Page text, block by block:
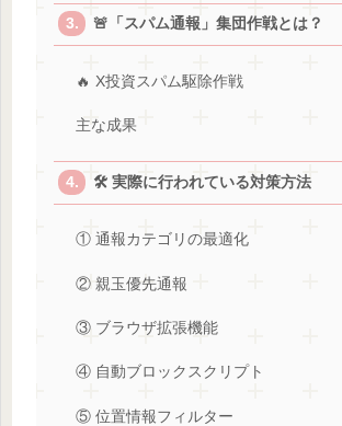
🚨「スパム通報」集団作戦とは？
🔥 X投資スパム駆除作戦
主な成果
🛠 実際に行われている対策方法
① 通報カテゴリの最適化
② 親玉優先通報
③ ブラウザ拡張機能
④ 自動ブロックスクリプト
⑤ 位置情報フィルター